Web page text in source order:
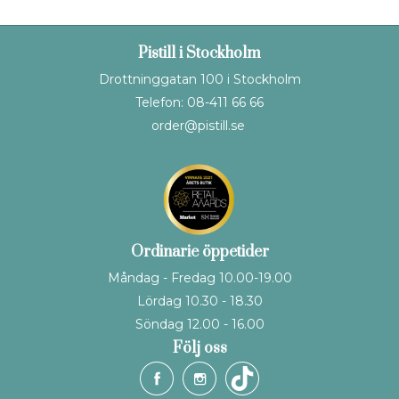
Pistill i Stockholm
Drottninggatan 100 i Stockholm
Telefon: 08-411 66 66
order@pistill.se
Ordinarie öppetider
Måndag - Fredag 10.00-19.00
Lördag 10.30 - 18.30
Söndag 12.00 - 16.00
Följ oss